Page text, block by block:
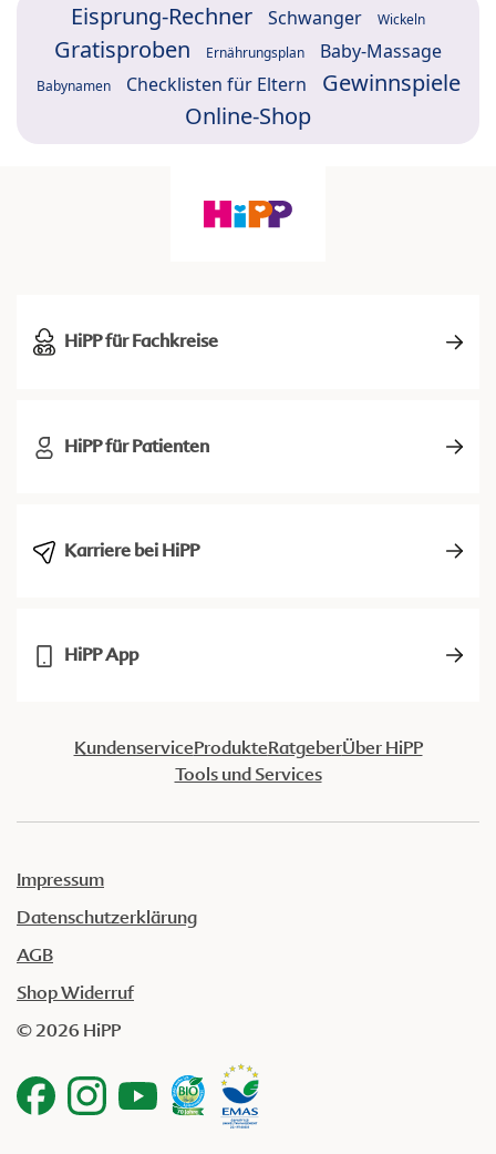
Eisprung-Rechner Schwanger Wickeln
Gratisproben Ernährungsplan Baby-Massage
Babynamen Checklisten für Eltern
Gewinnspiele
Online-Shop
HiPP für Fachkreise
HiPP für Patienten
Karriere bei HiPP
HiPP App
KundenserviceProdukteRatgeberÜber HiPP
Tools und Services
Impressum
Datenschutzerklärung
AGB
Shop Widerruf
© 2026 HiPP